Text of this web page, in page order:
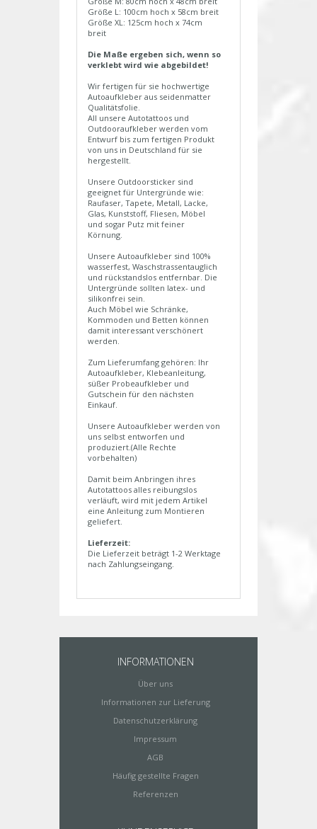
Größe L: 100cm hoch x 58cm breit
Größe XL: 125cm hoch x 74cm
breit
Die Maße ergeben sich, wenn so
verklebt wird wie abgebildet!
Wir fertigen für sie hochwertige
Autoaufkleber aus seidenmatter
Qualitätsfolie.
All unsere Autotattoos und
Outdooraufkleber werden vom
Entwurf bis zum fertigen Produkt
von uns in Deutschland für sie
hergestellt.
Unsere Outdoorsticker sind
geeignet für Untergründe wie:
Raufaser, Tapete, Metall, Lacke,
Glas, Kunststoff, Fliesen, Möbel
und sogar Putz mit feiner
Körnung.
Unsere Autoaufkleber sind 100%
wasserfest, Waschstrassentauglich
und rückstandslos entfernbar. Die
Untergründe sollten latex- und
silikonfrei sein.
Auch Möbel wie Schränke,
Kommoden und Betten können
damit interessant verschönert
werden.
Zum Lieferumfang gehören: Ihr
Autoaufkleber, Klebeanleitung,
süßer Probeaufkleber und
Gutschein für den nächsten
Einkauf.
Unsere Autoaufkleber werden von
uns selbst entworfen und
produziert.(Alle Rechte
vorbehalten)
Damit beim Anbringen ihres
Autotattoos alles reibungslos
verläuft, wird mit jedem Artikel
eine Anleitung zum Montieren
geliefert.
Lieferzeit:
Die Lieferzeit beträgt 1-2 Werktage
nach Zahlungseingang.
INFORMATIONEN
Über uns
Informationen zur Lieferung
Datenschutzerklärung
Impressum
AGB
Häufig gestellte Fragen
Referenzen